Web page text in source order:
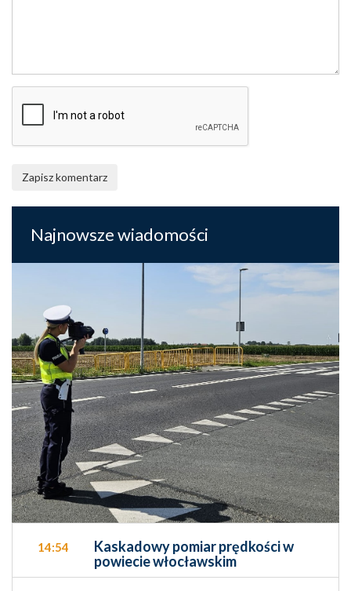
Zapisz komentarz
Najnowsze wiadomości
14:54
Kaskadowy pomiar prędkości w
powiecie włocławskim